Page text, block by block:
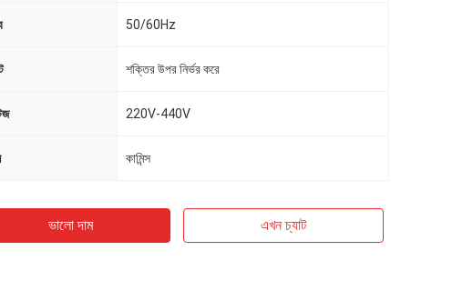
50/60Hz
শক্তির উপর নির্ভর করে
220V-440V
কামিন্স
ভালো দাম এখন চ্যাট